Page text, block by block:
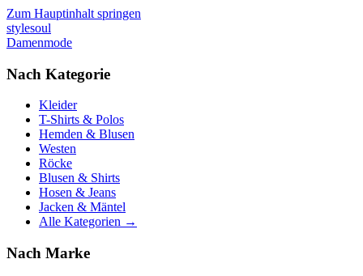
Zum Hauptinhalt springen
stylesoul
Damenmode
Nach Kategorie
Kleider
T-Shirts & Polos
Hemden & Blusen
Westen
Röcke
Blusen & Shirts
Hosen & Jeans
Jacken & Mäntel
Alle Kategorien →
Nach Marke